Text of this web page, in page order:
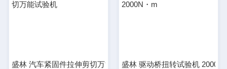
盛林 汽车紧固件拉伸剪切万能试验机盛林 驱动桥扭转试验机 2000N